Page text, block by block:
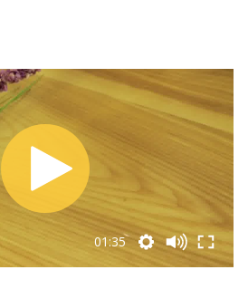
se vi piacciono! Maglia : Bershka
Romwe.com Scarpe : Negozio
nadiatempest […]
01:35